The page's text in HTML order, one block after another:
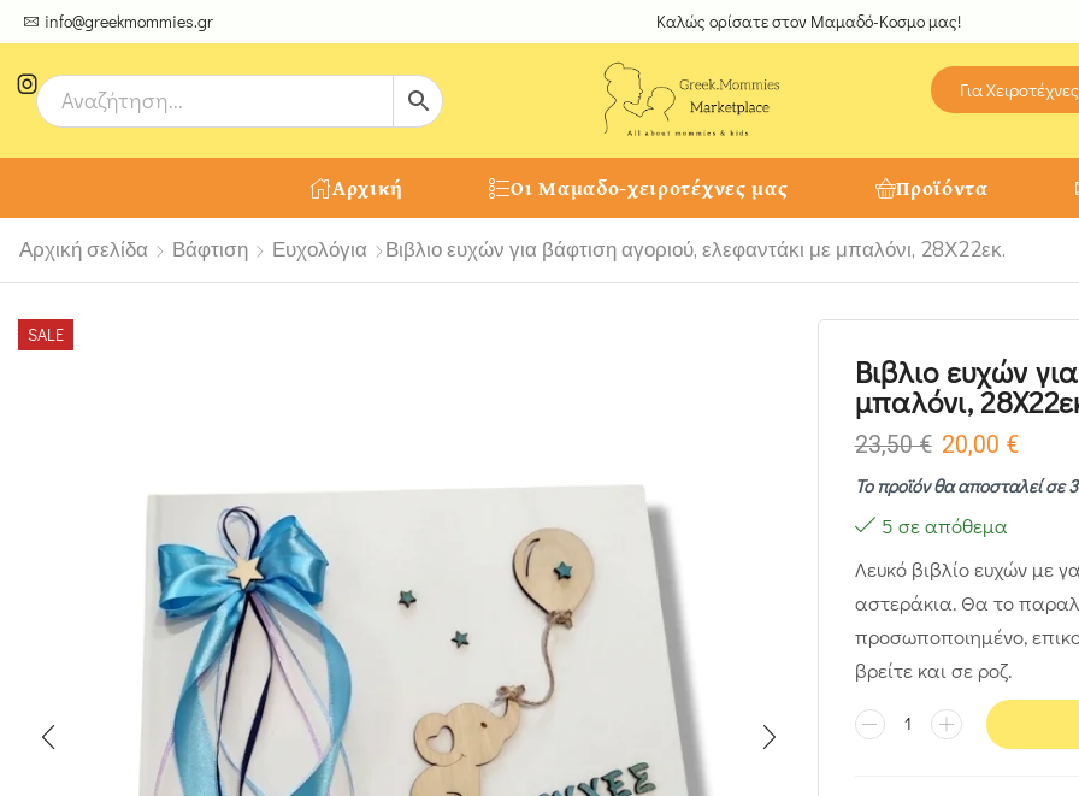
info@greekmommies.gr
μοναδικές δημιουργίες από τους Χειροτέχνες μας! Καλώς ορίσατε στον Μαμαδό-Κοσμο μας!
Για Χειροτέχνες
Αρχική Οι Μαμαδο-χειροτέχνες μας Προϊόντα
Αρχική σελίδα Βάφτιση Ευχολόγια Βιβλιο ευχών για βάφτιση αγοριού, ελεφαντάκι με μπαλόνι, 28Χ22εκ.
SALE
Βιβλιο ευχών
μπαλόνι,
23,50€ 20,00 €
Το προϊόν θα αποσταλεί σε
5 σε απόθεμα
Λευκό βιβλίο ευχών με
αστεράκια. Θα το
προσωποποιημένο,
βρείτε και σε ροζ.